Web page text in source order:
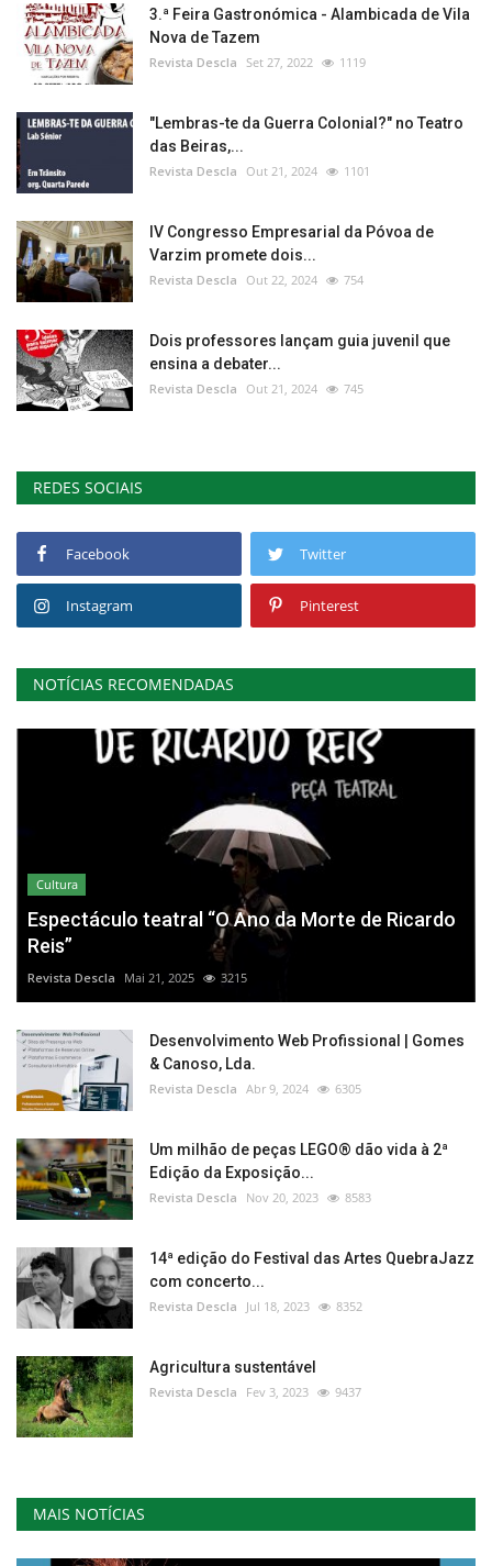
3.ª Feira Gastronómica - Alambicada de Vila
Nova de Tazem
Revista Descla Set 27, 2022 1119
"Lembras-te da Guerra Colonial?" no Teatro
das Beiras,...
Revista Descla Out 21, 2024 1101
IV Congresso Empresarial da Póvoa de
Varzim promete dois...
Revista Descla Out 22, 2024 754
Dois professores lançam guia juvenil que
ensina a debater...
Revista Descla Out 21, 2024 745
REDES SOCIAIS
Facebook Twitter
Instagram Pinterest
NOTÍCIAS RECOMENDADAS
Cultura
Espectáculo teatral “O Ano da Morte de Ricardo
Reis”
Revista Descla Mai 21, 2025 3215
Desenvolvimento Web Profissional | Gomes
& Canoso, Lda.
Revista Descla Abr 9, 2024 6305
Um milhão de peças LEGO® dão vida à 2ª
Edição da Exposição...
Revista Descla Nov 20, 2023 8583
14ª edição do Festival das Artes QuebraJazz
com concerto...
Revista Descla Jul 18, 2023 8352
Agricultura sustentável
Revista Descla Fev 3, 2023 9437
MAIS NOTÍCIAS